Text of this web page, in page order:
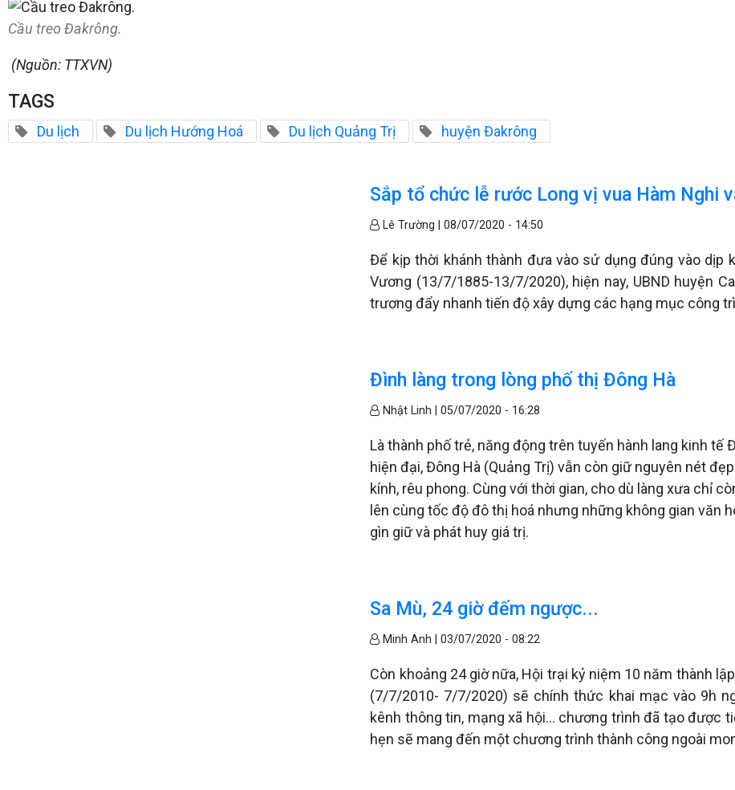
Cầu treo Đakrông.
(Nguồn: TTXVN)
TAGS
Du lịch Du lịch Hướng Hoá Du lịch Quảng Trị huyện Đakrông
Sắp tổ chức lễ rước Long vị vua Hàm Nghi
Lê Trường |08/07/2020 - 14:50
Để kịp thời khánh thành đưa vào sử dụng đúng vào dịp
Vương (13/7/1885-13/7/2020), hiện nay, UBND huyện
trương đẩy nhanh tiến độ xây dựng các hạng mục công
Đình làng trong lòng phố thị Đông Hà
Nhật Linh |05/07/2020 - 16:28
Là thành phố trẻ, năng động trên tuyến hành lang kinh tế
hiện đại, Đông Hà (Quảng Trị) vẫn còn giữ nguyên nét
kính, rêu phong. Cùng với thời gian, cho dù làng xưa chỉ
lên cùng tốc độ đô thị hoá nhưng những không gian văn
gìn giữ và phát huy giá trị.
Sa Mù, 24 giờ đếm ngược...
Minh Anh |03/07/2020 - 08:22
Còn khoảng 24 giờ nữa, Hội trại kỷ niệm 10 năm thành
(7/7/2010- 7/7/2020) sẽ chính thức khai mạc vào 9h
kênh thông tin, mạng xã hội... chương trình đã tạo được
hẹn sẽ mang đến một chương trình thành công ngoài